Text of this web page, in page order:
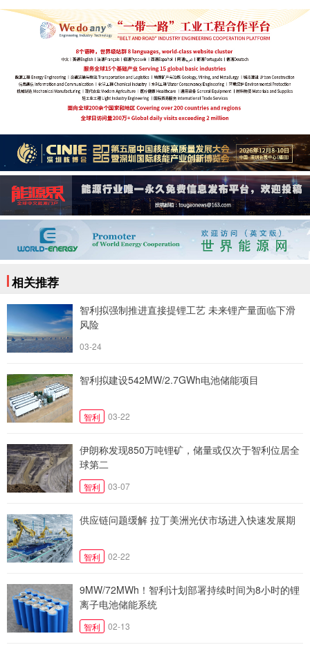
相关推荐
智利拟强制推进直接提锂工艺 未来锂产量面临下滑
风险
03-24
智利拟建设542MW/2.7GWh电池储能项目
智利 03-22
伊朗称发现850万吨锂矿，储量或仅次于智利位居全
球第二
智利 03-07
供应链问题缓解 拉丁美洲光伏市场进入快速发展期
智利 02-22
9MW/72MWh！智利计划部署持续时间为8小时的锂
离子电池储能系统
智利 02-13